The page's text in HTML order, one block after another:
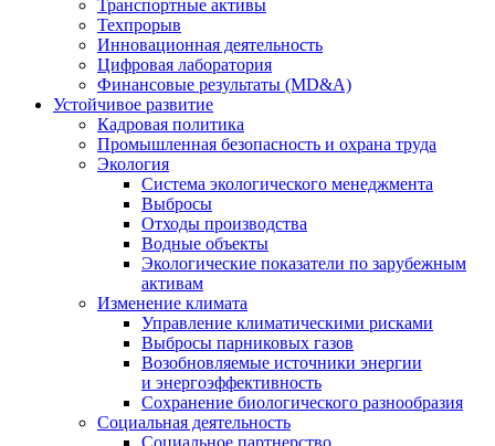
Транспортные активы
Техпрорыв
Инновационная деятельность
Цифровая лаборатория
Финансовые результаты (MD&A)
Устойчивое развитие
Кадровая политика
Промышленная безопасность и охрана труда
Экология
Система экологического менеджмента
Выбросы
Отходы производства
Водные объекты
Экологические показатели по зарубежным
активам
Изменение климата
Управление климатическими рисками
Выбросы парниковых газов
Возобновляемые источники энергии
и энергоэффективность
Сохранение биологического разнообразия
Социальная деятельность
Социальное партнерство